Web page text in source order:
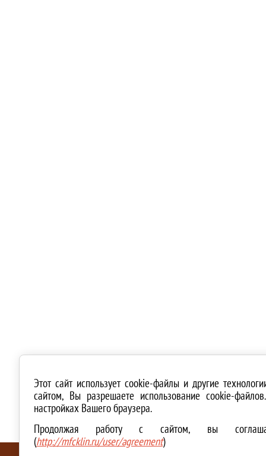
Этот сайт использует cookie-файлы и другие
сайтом, Вы разрешаете использование cookie-
настройках Вашего браузера.
Продолжая работу с сайтом, вы
(http://mfcklin.ru/user/agreement)